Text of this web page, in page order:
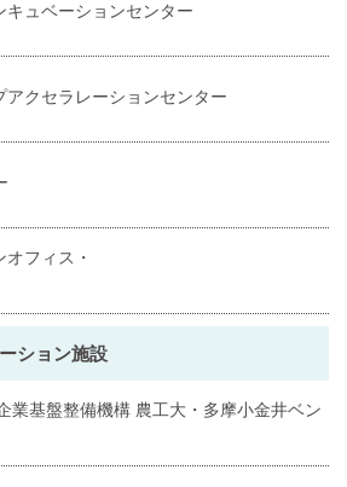
キュベーションセンター
アクセラレーションセンター
フィス・
ション施設
業基盤整備機構 農工大・多摩小金井ベン